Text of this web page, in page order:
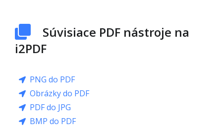
Súvisiace PDF nástroje na
i2PDF
PNG do PDF
Obrázky do PDF
PDF do JPG
BMP do PDF